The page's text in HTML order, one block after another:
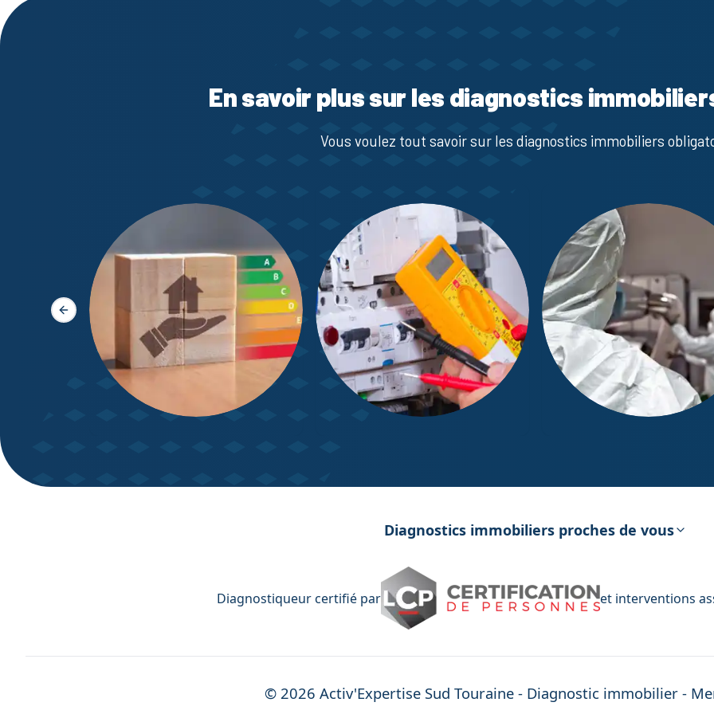
En savoir plus sur les diagnostics
Vous voulez tout savoir sur les diagnostics immobiliers
Slide précédente
Diagnostics immobiliers proches de vous
Diagnostiqueur certifié par et interventions
© 2026 Activ'Expertise Sud Touraine- Diagnostic immobilier -